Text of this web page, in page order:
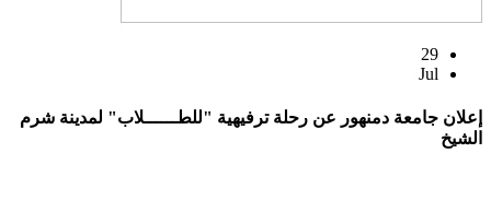
29
Jul
إعلان جامعة دمنهور عن رحلة ترفيهية "للطــــــلاب" لمدينة شرم
الشيخ